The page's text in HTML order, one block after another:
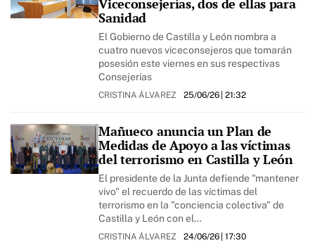
Viceconsejerías, dos de ellas para
Sanidad
El Gobierno de Castilla y León nombra a
cuatro nuevos viceconsejeros que tomarán
posesión este viernes en sus respectivas
Consejerías
CRISTINA ÁLVAREZ 25/06/26| 21:32
Mañueco anuncia un Plan de
Medidas de Apoyo a las víctimas
del terrorismo en Castilla y León
El presidente de la Junta defiende "mantener
vivo" el recuerdo de las víctimas del
terrorismo en la "conciencia colectiva" de
Castilla y León con el…
CRISTINA ÁLVAREZ 24/06/26| 17:30